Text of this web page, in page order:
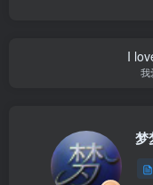
I
我
梦